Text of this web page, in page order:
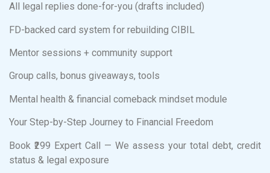
All legal replies done-for-you (drafts included)
FD-backed card system for rebuilding CIBIL
Mentor sessions + community support
Group calls, bonus giveaways, tools
Mental health & financial comeback mindset module
Your Step-by-Step Journey to Financial Freedom
Book ₹299 Expert Call — We assess your total debt, credit
status & legal exposure